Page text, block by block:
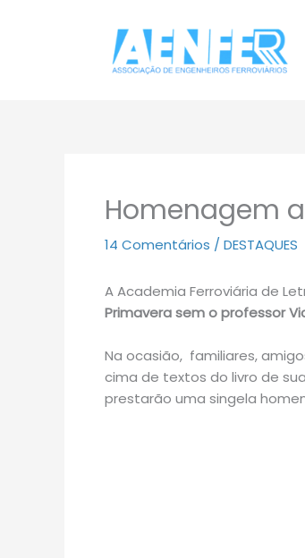
Homenagem
14 Comentários / DESTAQUES
A Academia Ferroviária de
Primavera sem o professor
Na ocasião, familiares,
cima de textos do livro de
prestarão uma singela